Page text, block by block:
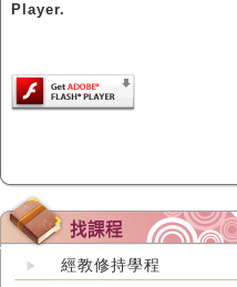
Player.
經教修持學程